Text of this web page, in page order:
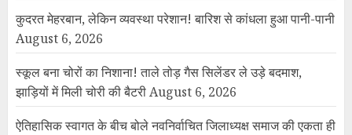
कुदरत मेहरबान, लेकिन व्यवस्था परेशान! बारिश से कांधला हुआ पानी-पानी
August 6, 2026
स्कूल बना चोरों का निशाना! ताले तोड़ गैस सिलेंडर ले उड़े बदमाश,
झाड़ियों में मिली चोरी की बैटरीAugust 6, 2026
ऐतिहासिक स्वागत के बीच बोले नवनिर्वाचित जिलाध्यक्ष समाज की एकता ही